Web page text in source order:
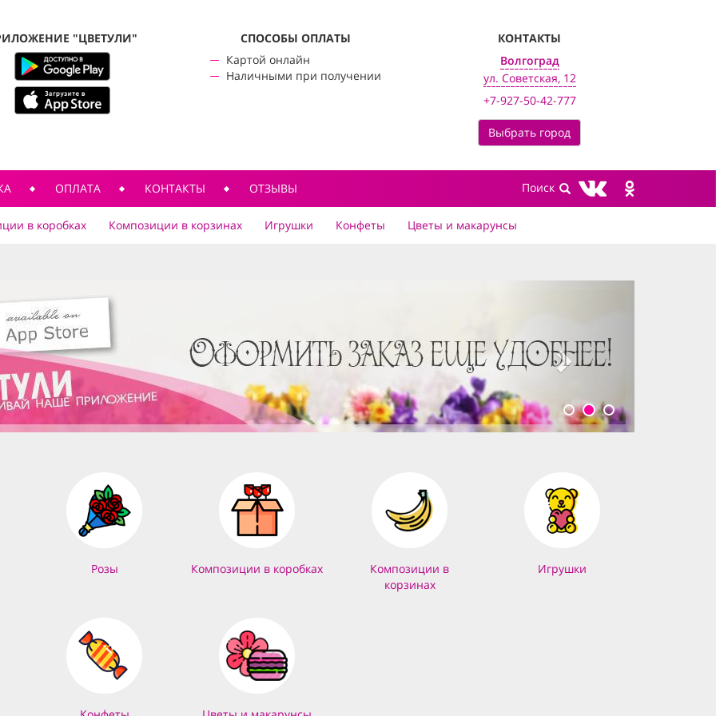
"ЦВЕТУЛИ"
CПОСОБЫ ОПЛАТЫ
Картой онлайн
Наличными при получении
КОНТАКТЫ
Волгоград
ул. Советская, 12
+7-927-50-42-777
Выбрать город
ОПЛАТА КОНТАКТЫ ОТЗЫВЫ
в коробках Композиции в корзинах Игрушки Конфеты Цветы и макарунсы
Розы Композиции в коробках
Композиции в
корзинах
Игрушки